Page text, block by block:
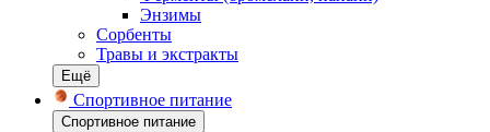
Энзимы
Сорбенты
Травы и экстракты
Ещё
Спортивное питание
Спортивное питание